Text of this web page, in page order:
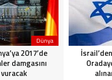
Bahçeli’den Reina’ya
Dünya
2017’de
damgasını
vuracak